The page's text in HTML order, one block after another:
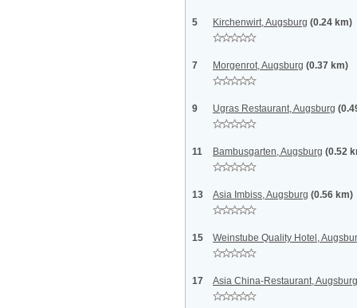
5 Kirchenwirt, Augsburg (0.24 km)
7 Morgenrot, Augsburg (0.37 km)
9 Ugras Restaurant, Augsburg
11 Bambusgarten, Augsburg (0.52
13 Asia Imbiss, Augsburg (0.56 km)
15 Weinstube Quality Hotel,
17 Asia China-Restaurant, Augsburg